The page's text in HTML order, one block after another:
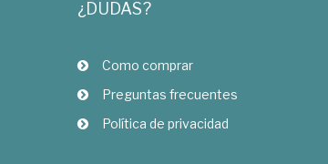
¿DUDAS?
Como comprar
Preguntas frecuentes
Política de privacidad